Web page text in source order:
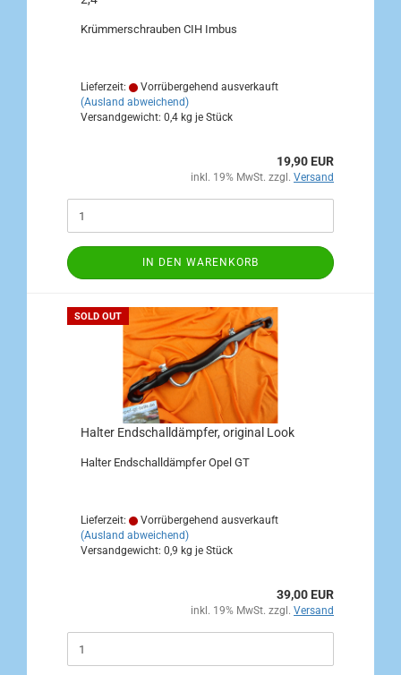
Krümmerschrauben CIH Imbus
Lieferzeit:
Vorrübergehend ausverkauft
(Ausland abweichend)
Versandgewicht: 0,4 kg je Stück
19,90 EUR
inkl. 19% MwSt. zzgl. Versand
IN DEN WARENKORB
SOLD OUT
Halter Endschalldämpfer, original Look
Halter Endschalldämpfer Opel GT
Lieferzeit:
Vorrübergehend ausverkauft
(Ausland abweichend)
Versandgewicht: 0,9 kg je Stück
39,00 EUR
inkl. 19% MwSt. zzgl. Versand